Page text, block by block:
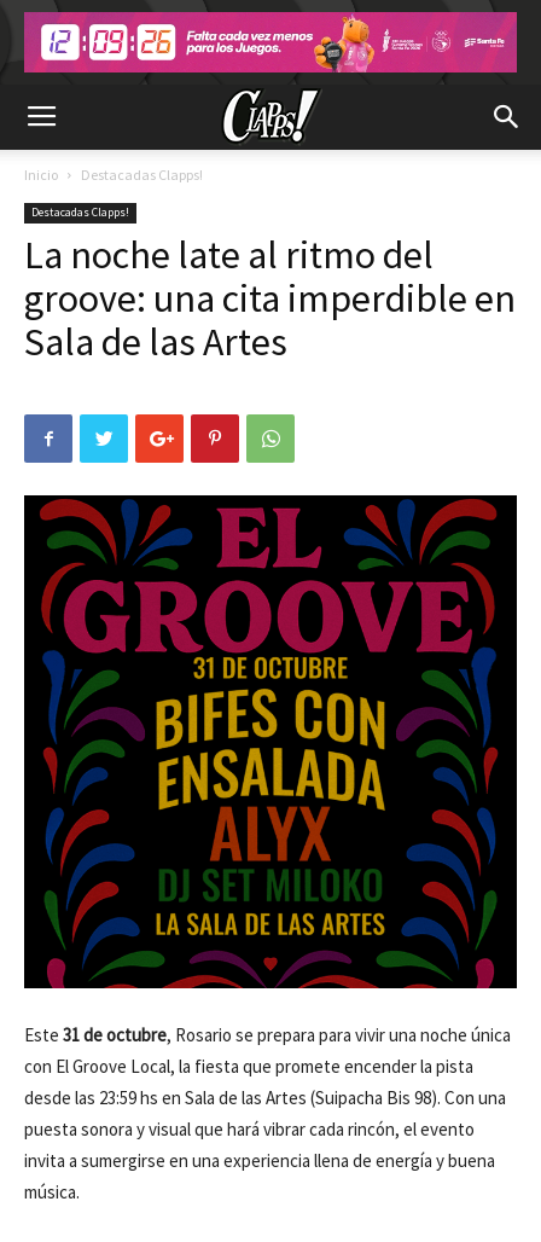
Inicio Destacadas Clapps!
Destacadas Clapps!
La noche late al ritmo del
groove: una cita imperdible en
Sala de las Artes
Este 31 de octubre, Rosario se prepara para vivir una noche única
con El Groove Local, la fiesta que promete encender la pista
desde las 23:59 hs en Sala de las Artes (Suipacha Bis 98). Con una
puesta sonora y visual que hará vibrar cada rincón, el evento
invita a sumergirse en una experiencia llena de energía y buena
música.